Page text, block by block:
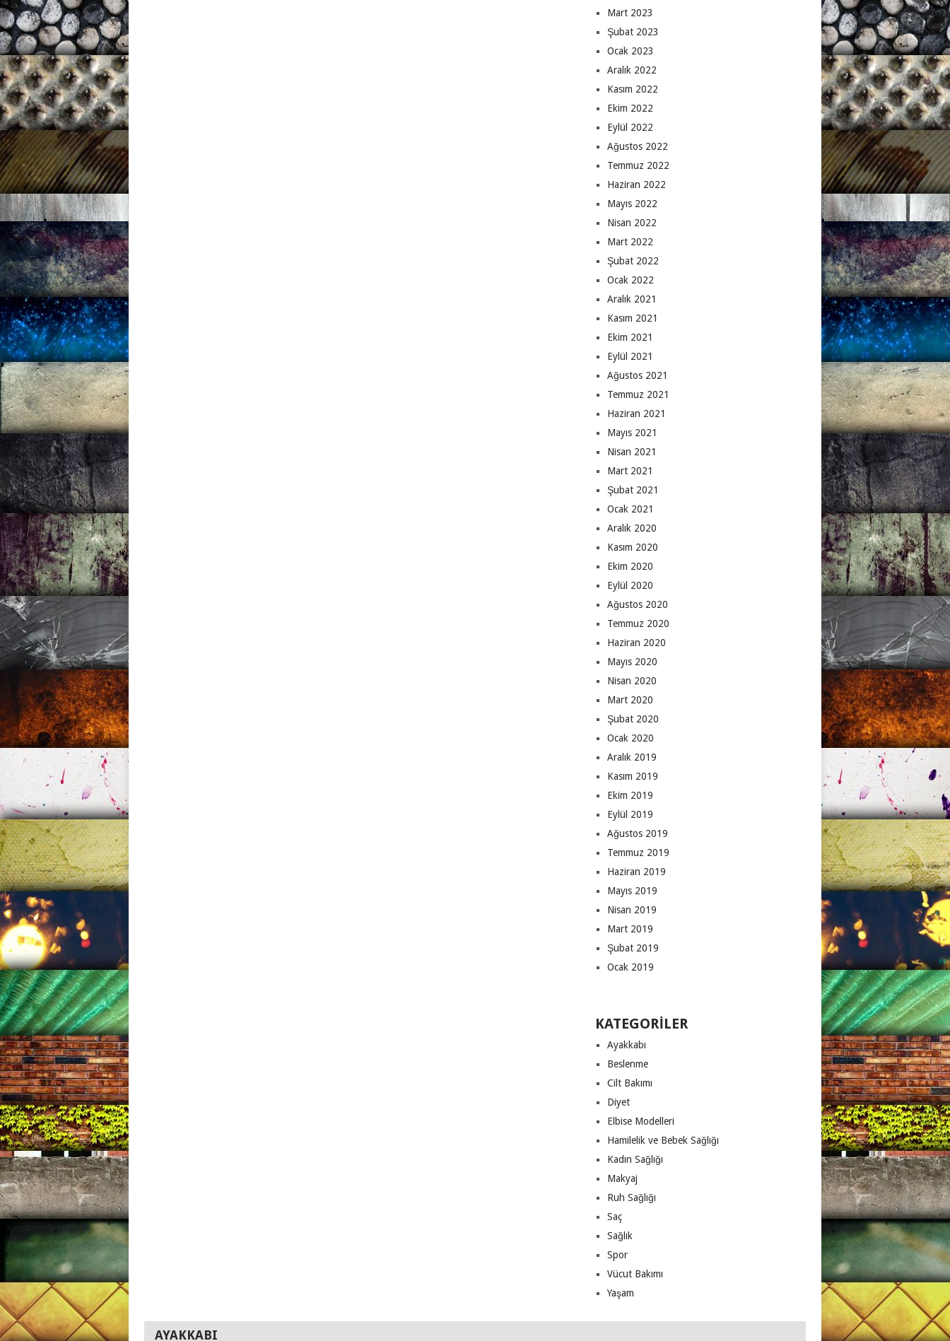
Mart 2023
Şubat 2023
Ocak 2023
Aralık 2022
Kasım 2022
Ekim 2022
Eylül 2022
Ağustos 2022
Temmuz 2022
Haziran 2022
Mayıs 2022
Nisan 2022
Mart 2022
Şubat 2022
Ocak 2022
Aralık 2021
Kasım 2021
Ekim 2021
Eylül 2021
Ağustos 2021
Temmuz 2021
Haziran 2021
Mayıs 2021
Nisan 2021
Mart 2021
Şubat 2021
Ocak 2021
Aralık 2020
Kasım 2020
Ekim 2020
Eylül 2020
Ağustos 2020
Temmuz 2020
Haziran 2020
Mayıs 2020
Nisan 2020
Mart 2020
Şubat 2020
Ocak 2020
Aralık 2019
Kasım 2019
Ekim 2019
Eylül 2019
Ağustos 2019
Temmuz 2019
Haziran 2019
Mayıs 2019
Nisan 2019
Mart 2019
Şubat 2019
Ocak 2019
KATEGORILER
Ayakkabı
Beslenme
Cilt Bakımı
Diyet
Elbise Modelleri
Hamilelik ve Bebek Sağlığı
Kadın Sağlığı
Makyaj
Ruh Sağlığı
Saç
Sağlık
Spor
Vücut Bakımı
Yaşam
AYAKKABI